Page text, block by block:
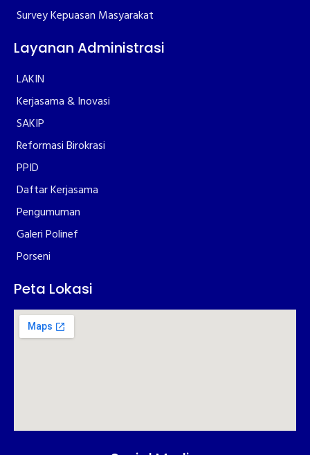
Survey Kepuasan Masyarakat
Layanan Administrasi
LAKIN
Kerjasama & Inovasi
SAKIP
Reformasi Birokrasi
PPID
Daftar Kerjasama
Pengumuman
Galeri Polinef
Porseni
Peta Lokasi